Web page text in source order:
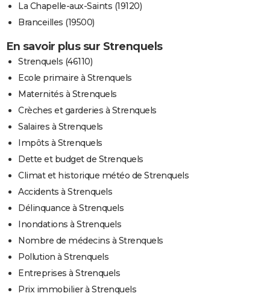
La Chapelle-aux-Saints (19120)
Branceilles (19500)
En savoir plus sur Strenquels
Strenquels (46110)
Ecole primaire à Strenquels
Maternités à Strenquels
Crèches et garderies à Strenquels
Salaires à Strenquels
Impôts à Strenquels
Dette et budget de Strenquels
Climat et historique météo de Strenquels
Accidents à Strenquels
Délinquance à Strenquels
Inondations à Strenquels
Nombre de médecins à Strenquels
Pollution à Strenquels
Entreprises à Strenquels
Prix immobilier à Strenquels